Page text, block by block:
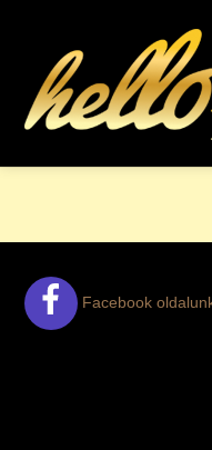
Facebook